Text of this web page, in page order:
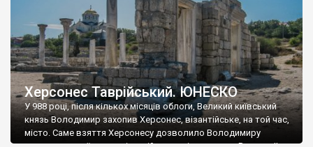
Херсонес Таврійський. ЮНЕСКО
У 988 році, після кількох місяців облоги, Великий київський
князь Володимир захопив Херсонес, візантійське, на той час,
місто. Саме взяття Херсонесу дозволило Володимиру